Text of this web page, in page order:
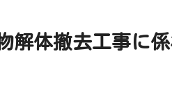
解体撤去工事に